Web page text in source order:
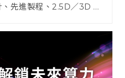
先進製程、2.5D／3D 封
產業競爭力的核心基石。